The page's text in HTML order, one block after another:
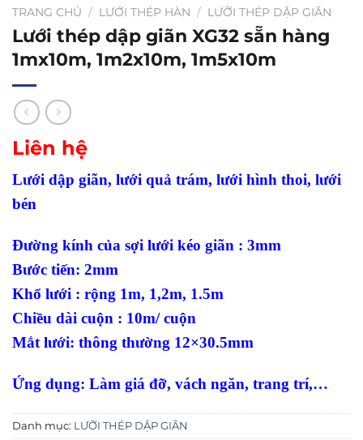
TRANG CHỦ / LƯỚI THÉP HÀN / LƯỠI THÉP DẬP GIÃN
Lưới thép dập giãn XG32 sẵn hàng
1mx10m, 1m2x10m, 1m5x10m
Liên hệ
Lưới dập giãn, lưới quả trám, lưới hình thoi, lưới
bén
Đường kính của sợi lưới kéo giãn : 3mm
Bước tiến: 2mm
Khổ lưới : rộng 1m, 1,2m, 1.5m
Chiều dài cuộn : 10m/ cuộn
Mắt lưới: thông thường 12×30.5mm
Ứng dụng: Làm giá đỡ, vách ngăn, trang trí,…
Danh mục: LƯỠI THÉP DẬP GIÃN